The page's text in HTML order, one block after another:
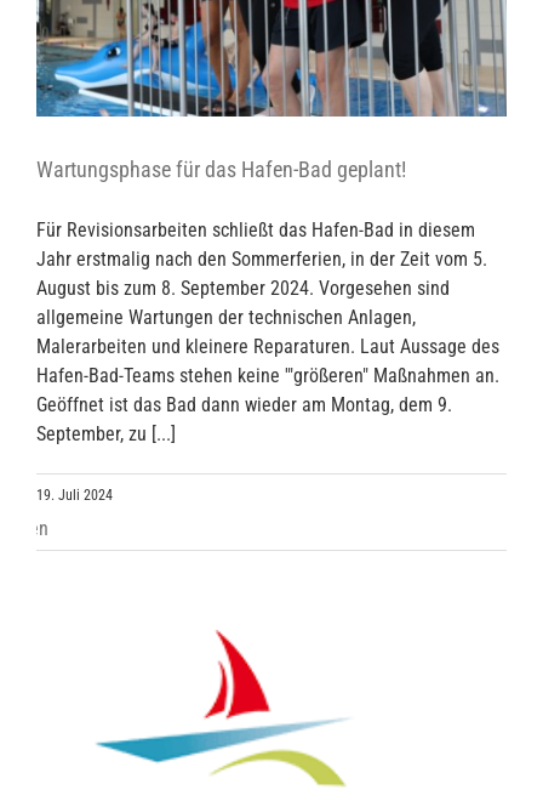
Wartungsphase für das Hafen-Bad geplant!
Für Revisionsarbeiten schließt das Hafen-Bad in diesem
Jahr erstmalig nach den Sommerferien, in der Zeit vom 5.
August bis zum 8. September 2024. Vorgesehen sind
allgemeine Wartungen der technischen Anlagen,
Malerarbeiten und kleinere Reparaturen. Laut Aussage des
Hafen-Bad-Teams stehen keine '"größeren" Maßnahmen an.
Geöffnet ist das Bad dann wieder am Montag, dem 9.
September, zu [...]
19. Juli 2024